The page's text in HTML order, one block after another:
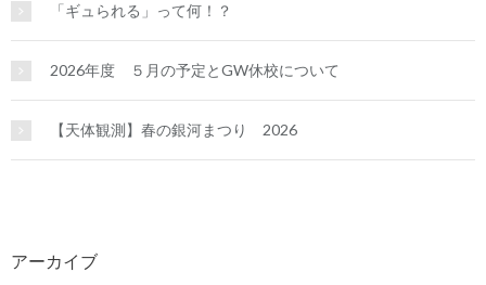
「ギュられる」って何！？
2026年度 ５月の予定とGW休校について
【天体観測】春の銀河まつり 2026
アーカイブ